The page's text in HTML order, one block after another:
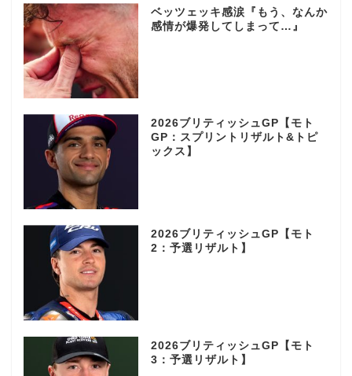
ベッツェッキ感涙『もう、なんか
感情が爆発してしまって…』
2026ブリティッシュGP【モト
GP：スプリントリザルト&トピ
ックス】
2026ブリティッシュGP【モト
2：予選リザルト】
2026ブリティッシュGP【モト
3：予選リザルト】